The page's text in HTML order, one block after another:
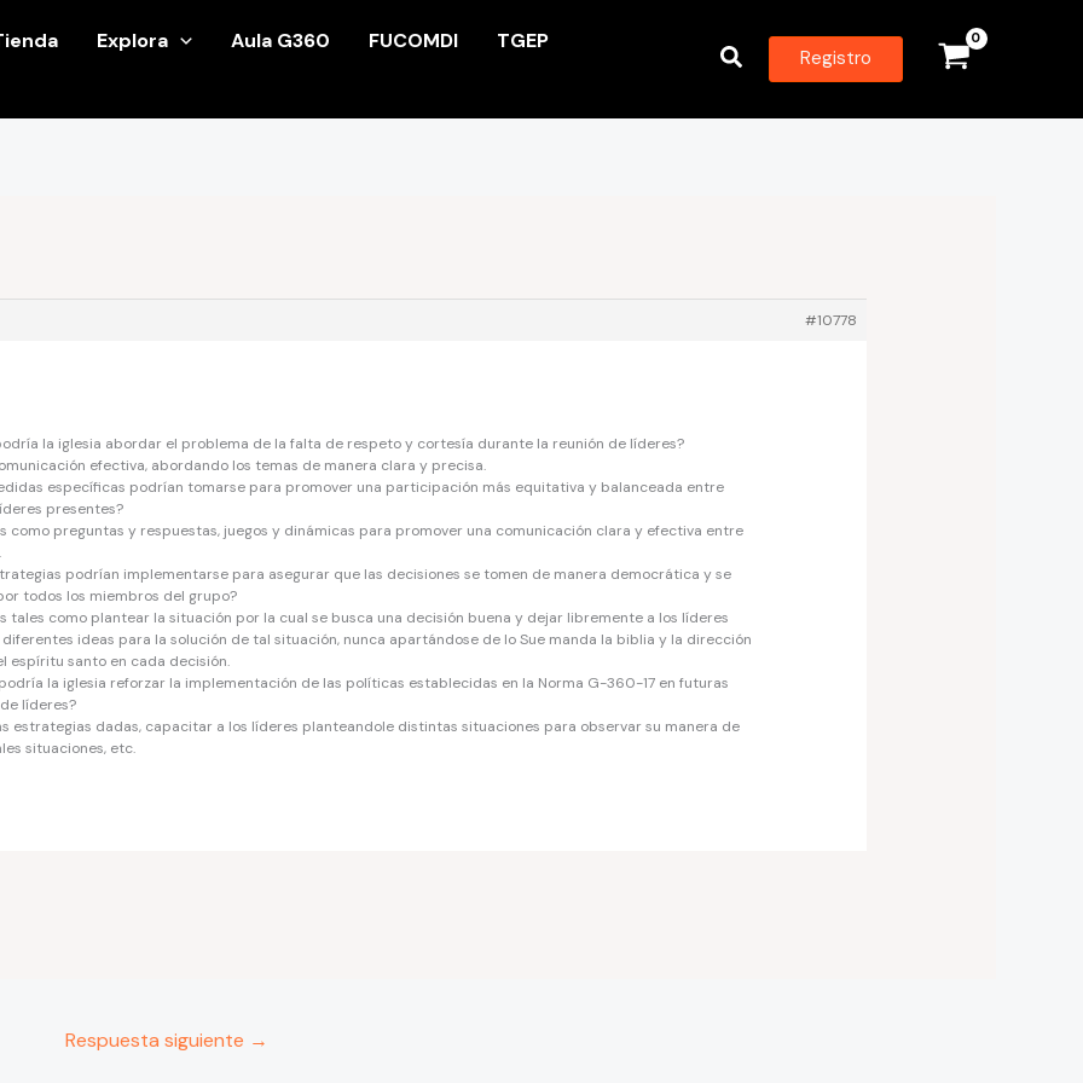
Explora Aula G360 FUCOMDI
TGEP
Buscar Registro
#10778
la iglesia abordar el problema de la falta de respeto y cortesía durante la reunión de líderes?
efectiva, abordando los temas de manera clara y precisa.
específicas podrían tomarse para promover una participación más equitativa y balanceada entre
presentes?
como preguntas y respuestas, juegos y dinámicas para promover una comunicación clara y efectiva entre
podrían implementarse para asegurar que las decisiones se tomen de manera democrática y se
todos los miembros del grupo?
tales como plantear la situación por la cual se busca una decisión buena y dejar libremente a los líderes
ideas para la solución de tal situación, nunca apartándose de lo Sue manda la biblia y la dirección
espíritu santo en cada decisión.
la iglesia reforzar la implementación de las políticas establecidas en la Norma G-360-17 en futuras
líderes?
estrategias dadas, capacitar a los líderes planteandole distintas situaciones para observar su manera de
situaciones, etc.
Respuesta siguiente →